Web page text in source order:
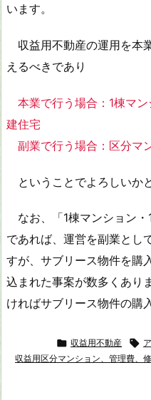
います。
収益用不動産の運用を本
えるべきであり
本業で行う場合：1棟マ
建住宅
副業で行う場合：区分マ
ということでよろしいか
なお、「1棟マンション
であれば、運営を副業とし
すが、サブリース物件を購
込まれた事案が数多くあり
ければサブリース物件の購
 収益用不動産 
収益用区分マンション、管理費、